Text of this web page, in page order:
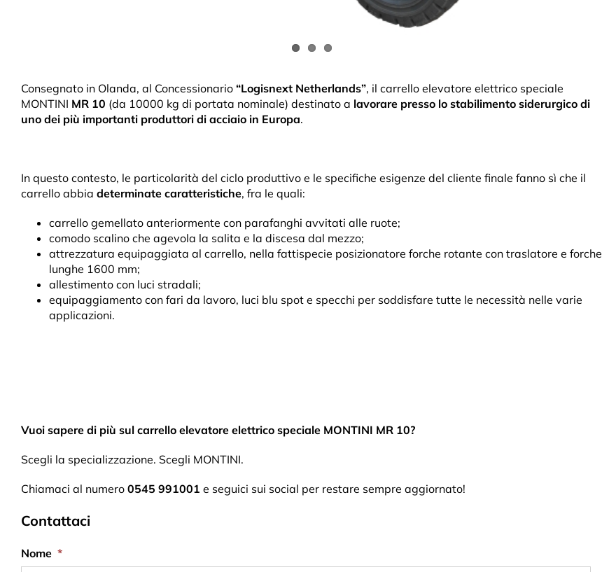
Consegnato in Olanda, al Concessionario “Logisnext Netherlands”, il carrello elevatore elettrico speciale
MONTINI MR 10 (da 10000 kg di portata nominale) destinato a lavorare presso lo stabilimento siderurgico di
uno dei più importanti produttori di acciaio in Europa.
In questo contesto, le particolarità del ciclo produttivo e le specifiche esigenze del cliente finale fanno sì che il
carrello abbia determinate caratteristiche, fra le quali:
carrello gemellato anteriormente con parafanghi avvitati alle ruote;
comodo scalino che agevola la salita e la discesa dal mezzo;
attrezzatura equipaggiata al carrello, nella fattispecie posizionatore forche rotante con traslatore e forche
lunghe 1600 mm;
allestimento con luci stradali;
equipaggiamento con fari da lavoro, luci blu spot e specchi per soddisfare tutte le necessità nelle varie
applicazioni.
Vuoi sapere di più sul carrello elevatore elettrico speciale MONTINI MR 10?
Scegli la specializzazione. Scegli MONTINI.
Chiamaci al numero 0545 991001 e seguici sui social per restare sempre aggiornato!
Contattaci
Nome *